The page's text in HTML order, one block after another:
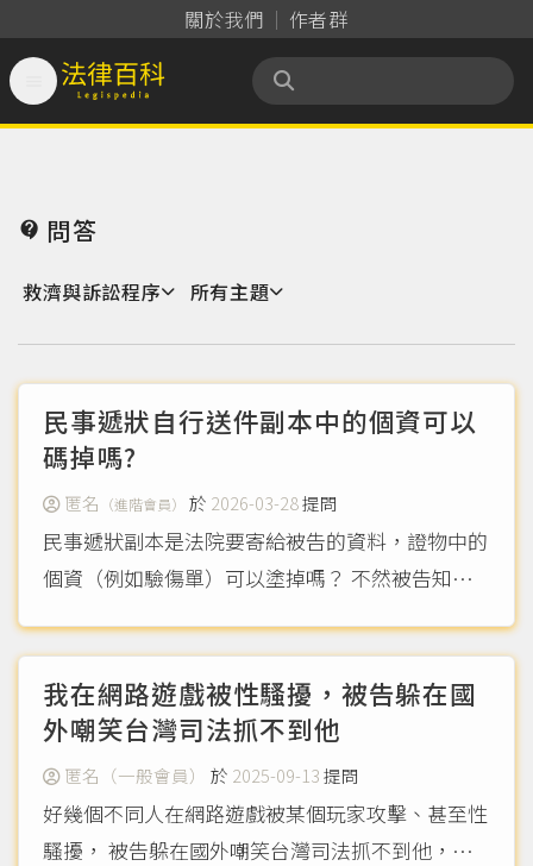
關於我們 作者群
法律百科 Legispedia
 問答
救濟與訴訟程序 所有主題
民事遞狀自行送件副本中的個資可以
碼掉嗎?
匿名 （進階會員） 於 2026-03-28提問
民事遞狀副本是法院要寄給被告的資料，證物中的
個資（例如驗傷單）可以塗掉嗎？ 不然被告知道
我在網路遊戲被性騷擾，被告躲在國
外嘲笑台灣司法抓不到他
匿名（一般會員） 於 2025-09-13提問
好幾個不同人在網路遊戲被某個玩家攻擊、甚至性
騷擾， 被告躲在國外嘲笑台灣司法抓不到他，請